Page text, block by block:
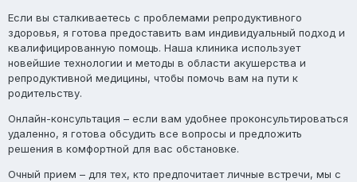
Если вы сталкиваетесь с проблемами репродуктивного
здоровья, я готова предоставить вам индивидуальный подход и
квалифицированную помощь. Наша клиника использует
новейшие технологии и методы в области акушерства и
репродуктивной медицины, чтобы помочь вам на пути к
родительству.
Онлайн-консультация – если вам удобнее проконсультироваться
удаленно, я готова обсудить все вопросы и предложить
решения в комфортной для вас обстановке.
Очный прием – для тех, кто предпочитает личные встречи, мы с